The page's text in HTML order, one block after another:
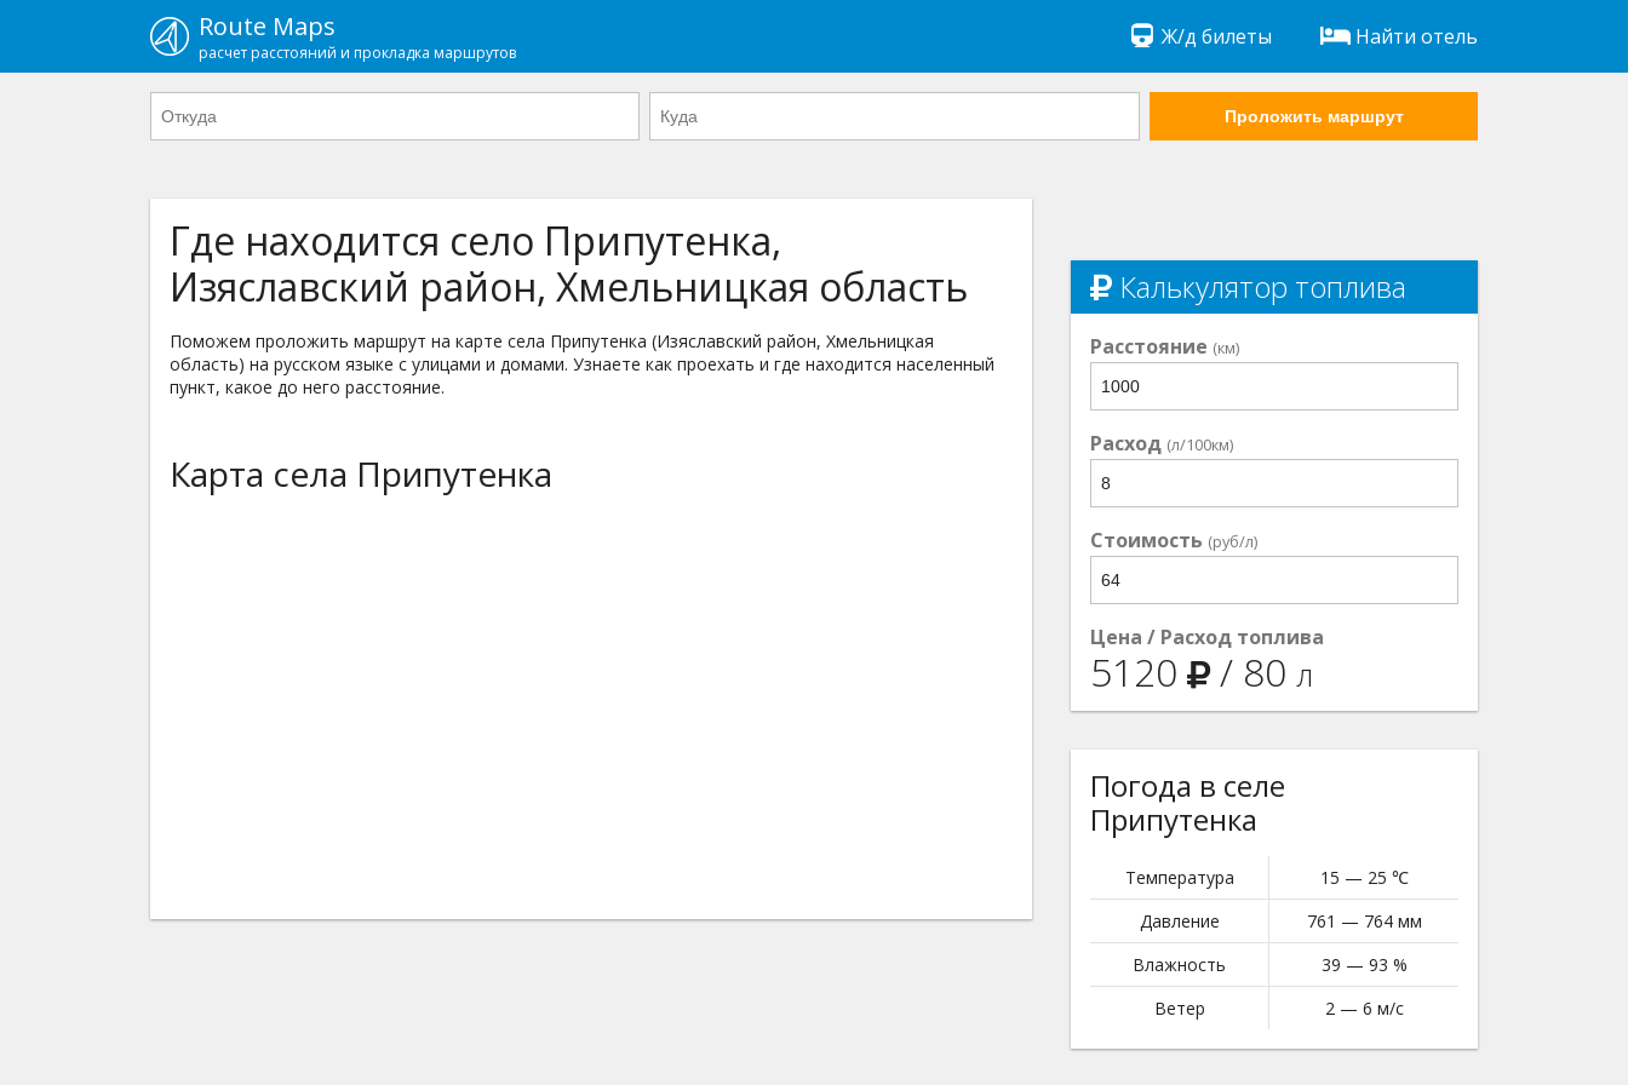
Route Maps
расчет расстояний и прокладка маршрутов
Ж/д билеты Найти отель
Проложить маршрут
Где находится село Припутенка,
Изяславский район, Хмельницкая область
Поможем проложить маршрут на карте села Припутенка (Изяславский район, Хмельницкая
область) на русском языке с улицами и домами. Узнаете как проехать и где находится населенный
пункт, какое до него расстояние.
Карта села Припутенка
Калькулятор топлива
Расстояние (км)
Расход (л/100км)
Стоимость (руб/л)
Цена / Расход топлива
5120 / 80 л
Погода в селе
Припутенка
Температура
15 — 25 ℃
Давление
761 — 764 мм
Влажность
39 — 93 %
Ветер
2 — 6 м/с